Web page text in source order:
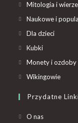
Mitologia i
Naukowe i
Dla dzieci
Kubki
Monety i ozdoby
Wikingowie
Przydatne
O nas